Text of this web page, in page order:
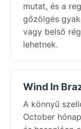
mutat, és a
gőzölgés
vagy belső
lehetnek.
Wind In
A könnyű
October